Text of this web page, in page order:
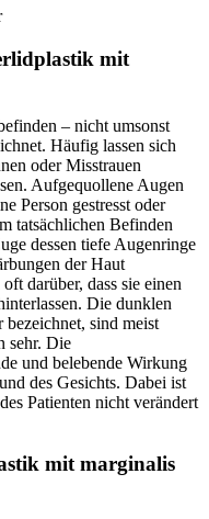
mit
– nicht umsonst
Häufig lassen sich
oder Misstrauen
Aufgequollene Augen
Person gestresst oder
tatsächlichen Befinden
dessen tiefe Augenringe
der Haut
darüber, dass sie einen
Die dunklen
sind meist
sehr. Die
und belebende Wirkung
des Gesichts. Dabei ist
Patienten nicht verändert
mit marginalis